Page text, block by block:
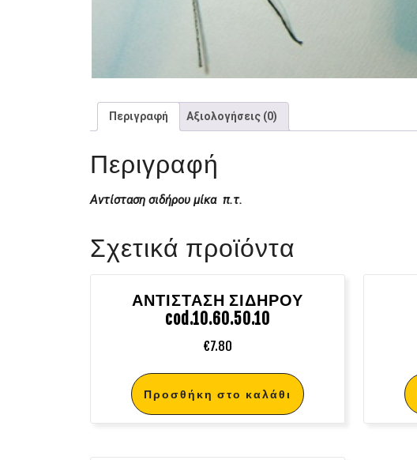
Περιγραφή Αξιολογήσεις (0)
Περιγραφή
Αντίσταση σιδήρου μίκα π.τ.
Σχετικά προϊόντα
ΑΝΤΙΣΤΑΣΗ ΣΙΔΗΡΟΥ
cod.10.60.50.10
€7.80
Προσθήκη στο καλάθι